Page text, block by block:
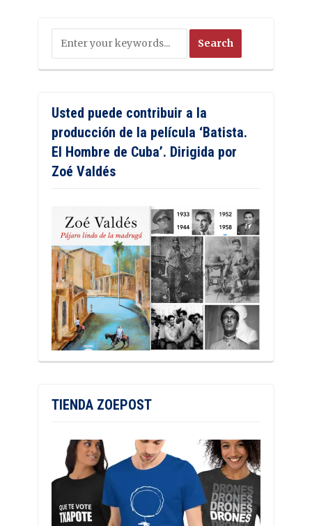
Usted puede contribuir a la
producción de la película ‘Batista.
El Hombre de Cuba’. Dirigida por
Zoé Valdés
TIENDA ZOEPOST